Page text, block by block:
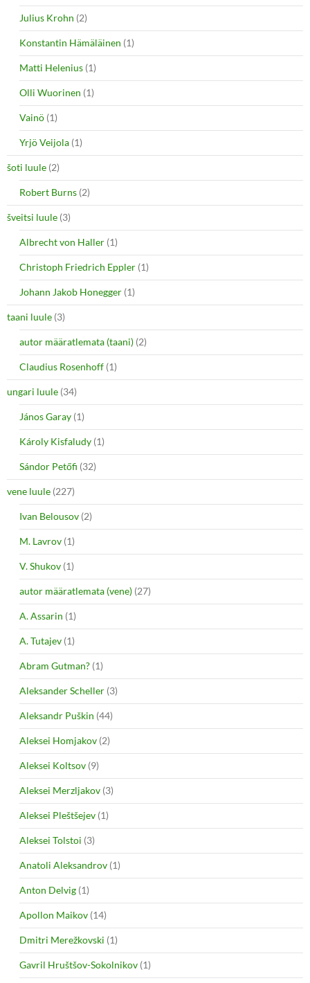
Julius Krohn (2)
Konstantin Hämäläinen (1)
Matti Helenius (1)
Olli Wuorinen (1)
Vainö (1)
Yrjö Veijola (1)
šoti luule (2)
Robert Burns (2)
šveitsi luule (3)
Albrecht von Haller (1)
Christoph Friedrich Eppler (1)
Johann Jakob Honegger (1)
taani luule (3)
autor määratlemata (taani) (2)
Claudius Rosenhoff (1)
ungari luule (34)
János Garay (1)
Károly Kisfaludy (1)
Sándor Petőfi (32)
vene luule (227)
Ivan Belousov (2)
M. Lavrov (1)
V. Shukov (1)
autor määratlemata (vene) (27)
A. Assarin (1)
A. Tutajev (1)
Abram Gutman? (1)
Aleksander Scheller (3)
Aleksandr Puškin (44)
Aleksei Homjakov (2)
Aleksei Koltsov (9)
Aleksei Merzljakov (3)
Aleksei Pleštšejev (1)
Aleksei Tolstoi (3)
Anatoli Aleksandrov (1)
Anton Delvig (1)
Apollon Maikov (14)
Dmitri Merežkovski (1)
Gavril Hruštšov-Sokolnikov (1)